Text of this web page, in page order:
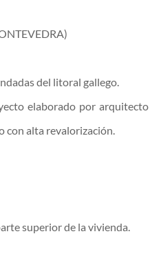
del litoral gallego.
elaborado por arquitecto
con alta revalorización.
superior de la vivienda.